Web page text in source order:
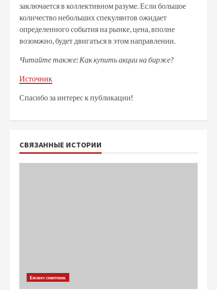
заключается в коллективном разуме. Если большое
количество небольших спекулянтов ожидает
определенного события на рынке, цена, вполне
возомжно, будет двигаться в этом направлении.
Читайте также: Как купить акции на бирже?
Источник
Спасибо за интерес к публикации!
СВЯЗАННЫЕ ИСТОРИИ
Бизнес советник